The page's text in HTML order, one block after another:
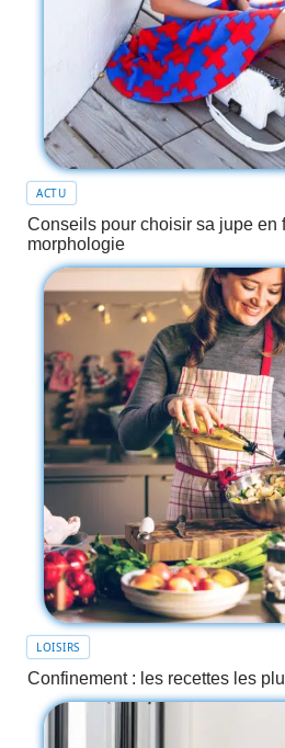
ACTU
Conseils pour choisir sa jupe en
morphologie
LOISIRS
Confinement : les recettes les